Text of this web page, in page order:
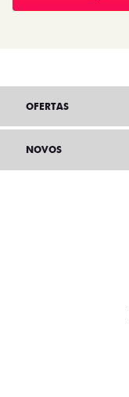
OFERTAS
NOVOS